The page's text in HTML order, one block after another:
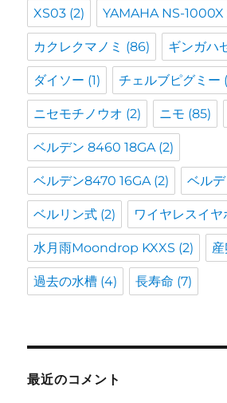
XS03 (2) YAMAHA NS-1000X
カクレクマノミ (86) ギンガハ
ダイソー (1) チェルブピグミー
ニセモチノウオ (2) ニモ (85)
ベルデン 8460 18GA(2)
ベルデン8470 16GA(2) ベル
ベルリン式 (2) ワイヤレスイヤ
水月雨Moondrop KXXS (2)
過去の水槽 (4) 長寿命 (7)
最近のコメント